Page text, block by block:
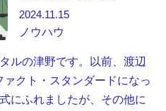
2024.11.15
ノウハウ
ルの津野です。以前、渡辺
クト・スタンダードになっ
にふれましたが、その他に